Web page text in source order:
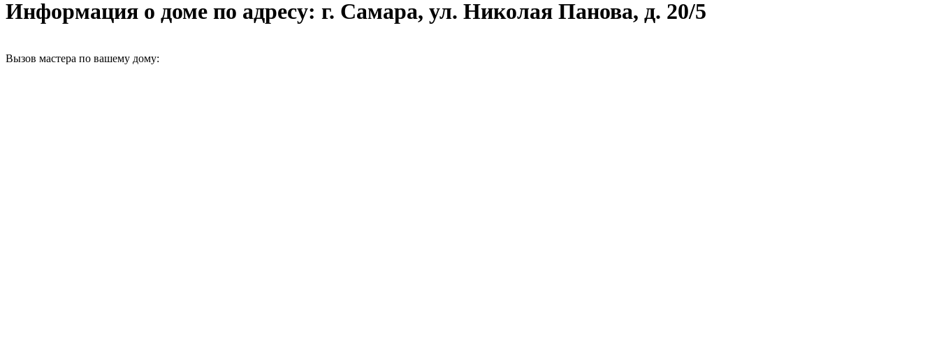
Информация о доме по адресу: г. Самара, ул. Николая Панова, д. 20/5
Вызов мастера по вашему дому: